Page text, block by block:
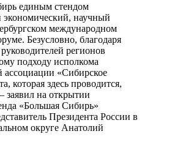
единым стендом
экономический, научный
международном
Безусловно, благодаря
регионов
подходу исполкома
«Сибирское
которая здесь проводится,
заявил на открытии
«Большая Сибирь»
Президента России в
округе Анатолий